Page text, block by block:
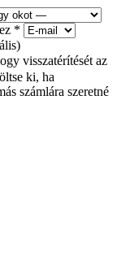
*
visszatérítését az
ki, ha
számlára szeretné